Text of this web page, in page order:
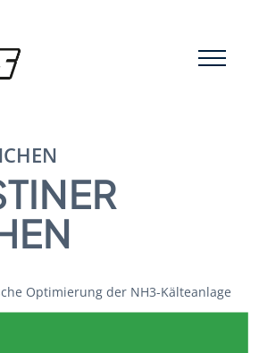
Optimierung der NH3-Kälteanlage